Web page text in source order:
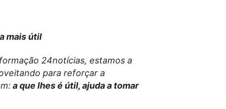
mais útil
24notícias, estamos a
para reforçar a
a que lhes é útil, ajuda a tomar